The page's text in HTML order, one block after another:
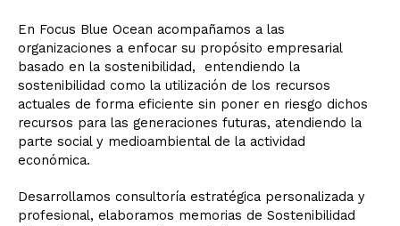
En Focus Blue Ocean acompañamos a las
organizaciones a enfocar su propósito empresarial
basado en la sostenibilidad, entendiendo la
sostenibilidad como la utilización de los recursos
actuales de forma eficiente sin poner en riesgo dichos
recursos para las generaciones futuras, atendiendo la
parte social y medioambiental de la actividad
económica.
Desarrollamos consultoría estratégica personalizada y
profesional, elaboramos memorias de Sostenibilidad